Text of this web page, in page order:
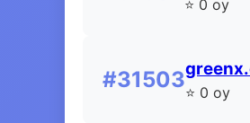
⭐ 0 oy
#31503⭐ 0 oy